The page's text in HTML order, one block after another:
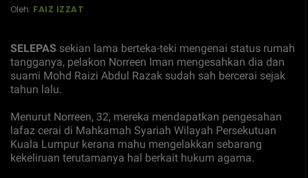
Oleh: FAIZ IZZAT
SELEPAS sekian lama berteka-teki mengenai status rumah
tangganya, pelakon Norreen Iman mengesahkan dia dan
suami Mohd Raizi Abdul Razak sudah sah bercerai sejak
tahun lalu.
Menurut Norreen, 32, mereka mendapatkan pengesahan
lafaz cerai di Mahkamah Syariah Wilayah Persekutuan
Kuala Lumpur kerana mahu mengelakkan sebarang
kekeliruan terutamanya hal berkait hukum agama.